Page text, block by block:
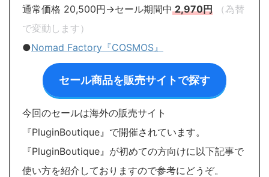
通常価格 20,500円→セール期間中2,970円
（為替
で変動します）
●Nomad Factory『COSMOS』
セール商品を販売サイトで探す
今回のセールは海外の販売サイト
『PluginBoutique』で開催されています。
『PluginBoutique』が初めての方向けに以下記事で
使い方を紹介しておりますので参考にどうぞ。